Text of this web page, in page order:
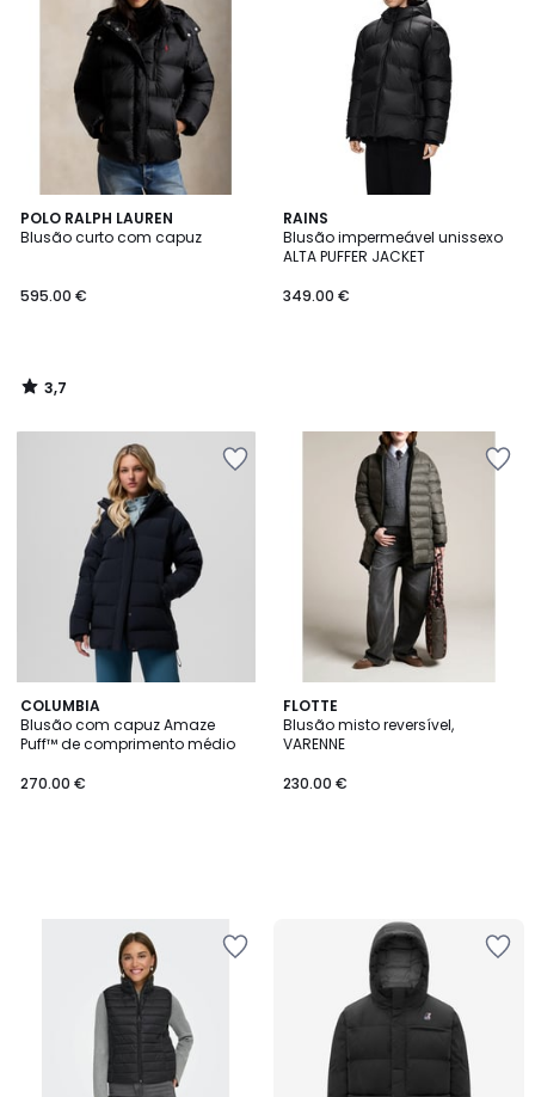
POLO RALPH LAUREN
Blusão curto com capuz
595.00 €
3,7
/ 5
3,7
/
RAINS
Blusão impermeável unissexo
ALTA PUFFER JACKET
349.00 €
COLUMBIA
Blusão com capuz Amaze
Puff™ de comprimento médio
270.00 €
FLOTTE
Blusão misto reversível,
VARENNE
230.00 €